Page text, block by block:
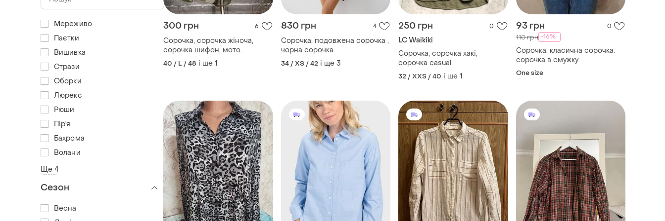
300 грн 6
Сорочка, сорочка жіноча,
сорочка шифон, мото
сорочка, сорочка байкерська,
сорочка камуфляжна,
40 / L / 48 і ще 1
830 грн 4
Сорочка, подовжена сорочка ,
чорна сорочка
34 / XS / 42 і ще 3
250 грн 0
LC Waikiki
Сорочка, сорочка хакі,
сорочка casual
32 / XXS / 40 і ще 1
93 грн 0
110 грн -16%
Сорочка. класична сорочка.
сорочка в смужку
One size
Мереживо
Паєтки
Вишивка
Стрази
Оборки
Люрекс
Рюши
Пір'я
Бахрома
Волани
Ще 4
Сезон
Весна